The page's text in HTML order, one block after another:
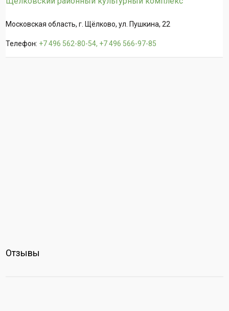
Московская область, г. Щёлково, ул. Пушкина, 22
Телефон: +7 496 562-80-54, +7 496 566-97-85
Отзывы